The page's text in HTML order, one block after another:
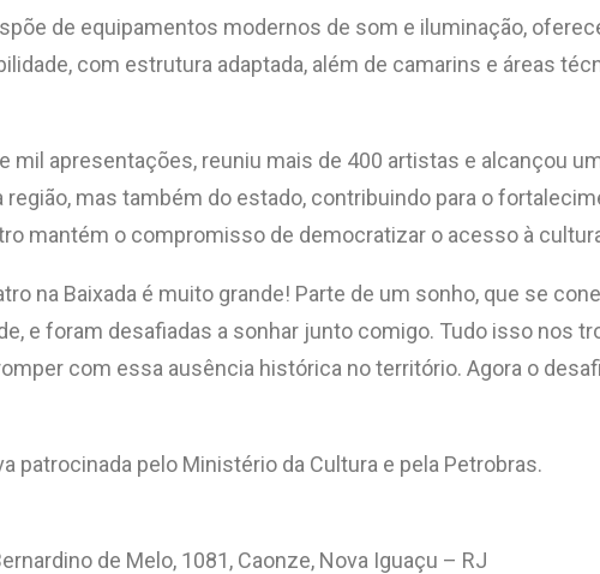
de equipamentos modernos de som e iluminação,
com estrutura adaptada, além de camarins e áreas
mil apresentações, reuniu mais de 400 artistas e alcançou
mas também do estado, contribuindo para o
mantém o compromisso de democratizar o acesso à
na Baixada é muito grande! Parte de um sonho, que se
e foram desafiadas a sonhar junto comigo. Tudo isso nos
com essa ausência histórica no território. Agora o
patrocinada pelo Ministério da Cultura e pela Petrobras.
de Melo, 1081, Caonze, Nova Iguaçu – RJ